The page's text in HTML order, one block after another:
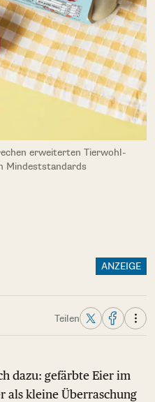
erweiterten Tierwohl-
Mindeststandards
ANZEIGE
Teilen
dazu: gefärbte Eier im
als kleine Überraschung